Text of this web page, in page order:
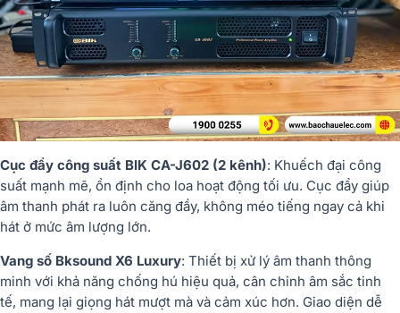
Cục đẩy công suất BIK CA-J602 (2 kênh): Khuếch đại công
suất mạnh mẽ, ổn định cho loa hoạt động tối ưu. Cục đẩy giúp
âm thanh phát ra luôn căng đầy, không méo tiếng ngay cả khi
hát ở mức âm lượng lớn.
Vang số Bksound X6 Luxury: Thiết bị xử lý âm thanh thông
minh với khả năng chống hú hiệu quả, cân chỉnh âm sắc tinh
tế, mang lại giọng hát mượt mà và cảm xúc hơn. Giao diện dễ